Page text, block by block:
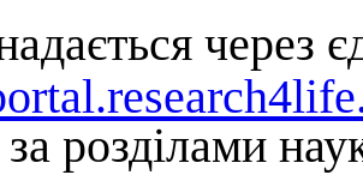
через
розділами